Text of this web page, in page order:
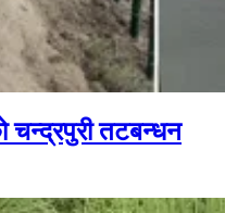
चन्द्रपुरी तटबन्धन